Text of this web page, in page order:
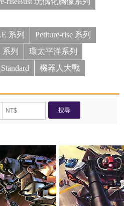
系列
Petiture-rise 系列
列
環太平洋系列
機器人大戰
搜尋